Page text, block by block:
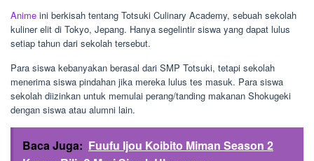
Anime ini berkisah tentang Totsuki Culinary Academy, sebuah sekolah
kuliner elit di Tokyo, Jepang. Hanya segelintir siswa yang dapat lulus
setiap tahun dari sekolah tersebut.
Para siswa kebanyakan berasal dari SMP Totsuki, tetapi sekolah
menerima siswa pindahan jika mereka lulus tes masuk. Para siswa
sekolah diizinkan untuk memulai perang/tanding makanan Shokugeki
dengan siswa atau alumni lain.
Baca Juga: Fuufu Ijou Koibito Miman Season 2